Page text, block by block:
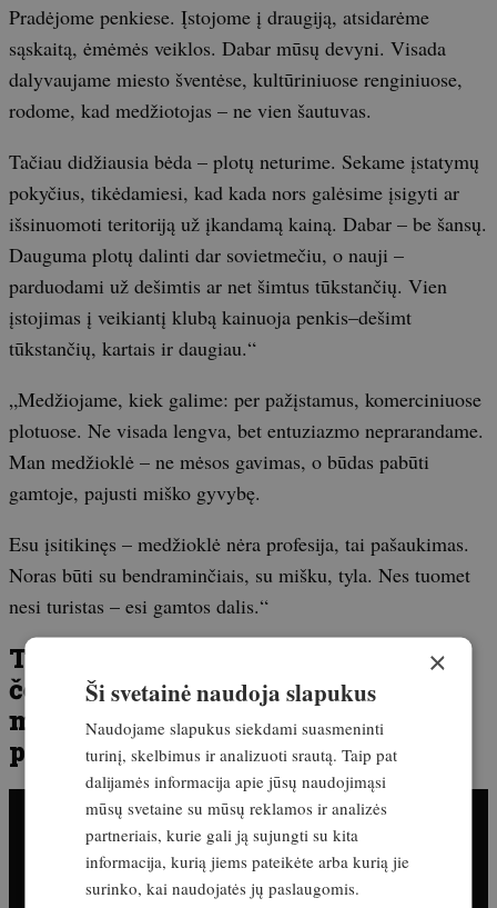
Pradėjome penkiese. Įstojome į draugiją, atsidarėme
sąskaitą, ėmėmės veiklos. Dabar mūsų devyni. Visada
dalyvaujame miesto šventėse, kultūriniuose renginiuose,
rodome, kad medžiotojas – ne vien šautuvas.
Tačiau didžiausia bėda – plotų neturime. Sekame įstatymų
pokyčius, tikėdamiesi, kad kada nors galėsime įsigyti ar
išsinuomoti teritoriją už įkandamą kainą. Dabar – be šansų.
Dauguma plotų dalinti dar sovietmečiu, o nauji –
parduodami už dešimtis ar net šimtus tūkstančių. Vien
įstojimas į veikiantį klubą kainuoja penkis–dešimt
tūkstančių, kartais ir daugiau.“
„Medžiojame, kiek galime: per pažįstamus, komerciniuose
plotuose. Ne visada lengva, bet entuziazmo neprarandame.
Man medžioklė – ne mėsos gavimas, o būdas pabūti
gamtoje, pajusti miško gyvybę.
Esu įsitikinęs – medžioklė nėra profesija, tai pašaukimas.
Noras būti su bendraminčiais, su mišku, tyla. Nes tuomet
nesi turistas – esi gamtos dalis.“
Tūkstančiai svečių, elnių kvieslių
čempionatas ir muzika! Tai
medžioklės šventė Raudonės
pilyje!
×
Ši svetainė naudoja slapukus
Naudojame slapukus siekdami suasmeninti
turinį, skelbimus ir analizuoti srautą. Taip pat
dalijamės informacija apie jūsų naudojimąsi
mūsų svetaine su mūsų reklamos ir analizės
partneriais, kurie gali ją sujungti su kita
informacija, kurią jiems pateikėte arba kurią jie
surinko, kai naudojatės jų paslaugomis.